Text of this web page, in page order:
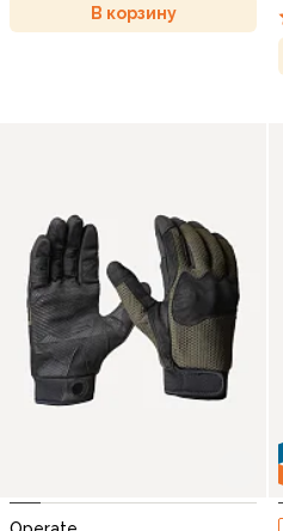
В корзину